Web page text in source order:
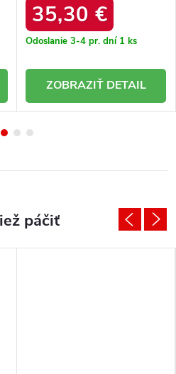
35,30 €
Odoslanie 3-4 pr. dní 1 ks
DETAIL